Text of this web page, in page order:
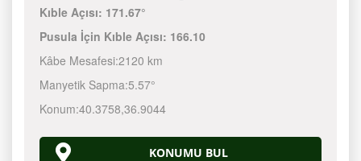
Kıble Açısı: 171.67°
Pusula İçin Kıble Açısı: 166.10
Kâbe Mesafesi:2120 km
Manyetik Sapma:5.57°
Konum:40.3758,36.9044
KONUMU BUL